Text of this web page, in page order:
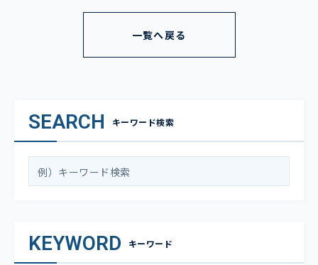
一覧へ戻る
SEARCH キーワード検索
KEYWORD キーワード